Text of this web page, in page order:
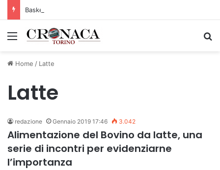
Menu
Home / Latte
Latte
redazione Gennaio 2019 17:46 3.042
Alimentazione del Bovino da latte, una
serie di incontri per evidenziarne
l’importanza